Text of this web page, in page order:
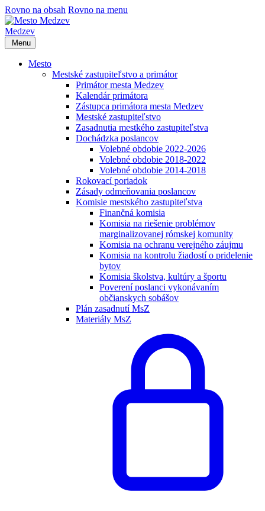
Rovno na obsah Rovno na menu
Medzev
Menu
Mesto
Mestské zastupiteľstvo a primátor
Primátor mesta Medzev
Kalendár primátora
Zástupca primátora mesta Medzev
Mestské zastupiteľstvo
Zasadnutia mestkého zastupiteľstva
Dochádzka poslancov
Volebné obdobie 2022-2026
Volebné obdobie 2018-2022
Volebné obdobie 2014-2018
Rokovací poriadok
Zásady odmeňovania poslancov
Komisie mestského zastupiteľstva
Finančná komisia
Komisia na riešenie problémov
marginalizovanej rómskej komunity
Komisia na ochranu verejného záujmu
Komisia na kontrolu žiadostí o pridelenie
bytov
Komisia školstva, kultúry a športu
Poverení poslanci vykonávaním
občianskych sobášov
Plán zasadnutí MsZ
Materiály MsZ